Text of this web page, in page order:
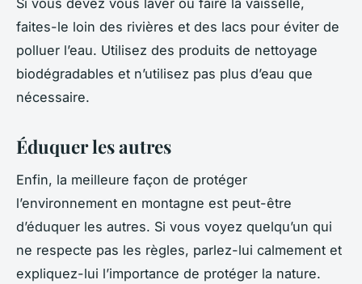
faites-le loin des rivières et des lacs pour éviter de
polluer l’eau. Utilisez des produits de nettoyage
biodégradables et n’utilisez pas plus d’eau que
nécessaire.
Éduquer les autres
Enfin, la meilleure façon de protéger
l’environnement en montagne est peut-être
d’éduquer les autres. Si vous voyez quelqu’un qui
ne respecte pas les règles, parlez-lui calmement et
expliquez-lui l’importance de protéger la nature.